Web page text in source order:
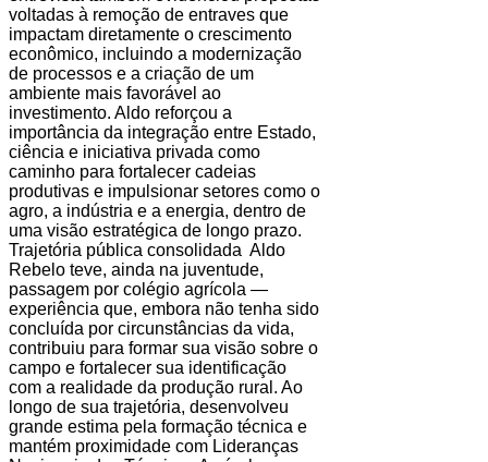
voltadas à remoção de entraves que
impactam diretamente o crescimento
econômico, incluindo a modernização
de processos e a criação de um
ambiente mais favorável ao
investimento. Aldo reforçou a
importância da integração entre Estado,
ciência e iniciativa privada como
caminho para fortalecer cadeias
produtivas e impulsionar setores como o
agro, a indústria e a energia, dentro de
uma visão estratégica de longo prazo.
Trajetória pública consolidada Aldo
Rebelo teve, ainda na juventude,
passagem por colégio agrícola —
experiência que, embora não tenha sido
concluída por circunstâncias da vida,
contribuiu para formar sua visão sobre o
campo e fortalecer sua identificação
com a realidade da produção rural. Ao
longo de sua trajetória, desenvolveu
grande estima pela formação técnica e
mantém proximidade com Lideranças